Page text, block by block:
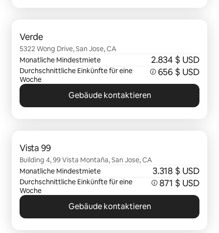
Verde
5322 Wong Drive, San Jose, CA
Monatliche Mindestmiete
2.834 $ USD
Durchschnittliche Einkünfte für eine
Woche
656 $ USD
Gebäude kontaktieren
Vista 99
Building 4, 99 Vista Montaña, San Jose, CA
Monatliche Mindestmiete
3.318 $ USD
Durchschnittliche Einkünfte für eine
Woche
871 $ USD
Gebäude kontaktieren